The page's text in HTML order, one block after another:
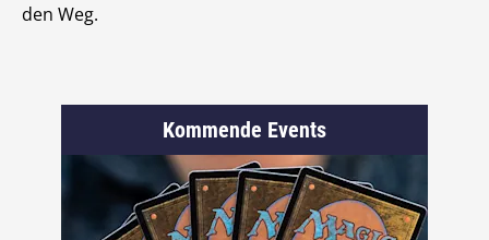
den Weg.
Kommende Events